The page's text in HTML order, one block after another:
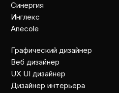
Cинергия
Инглекс
Anecole
Графический дизайнер
Веб дизайнер
UX UI дизайнер
Дизайнер интерьера